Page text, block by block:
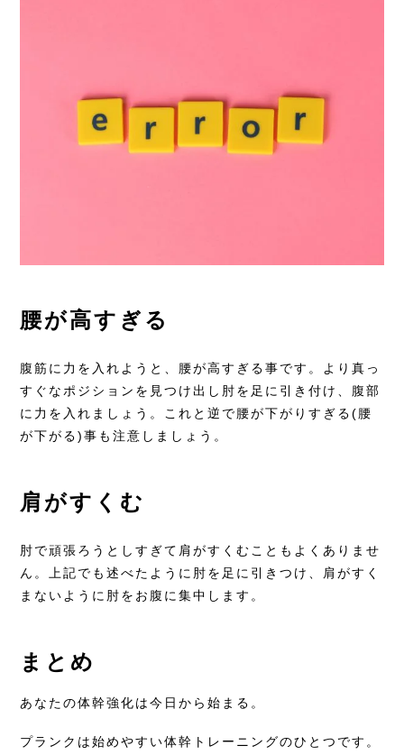
腰が高すぎる
腹筋に力を入れようと、腰が高すぎる事です。より真っ
すぐなポジションを見つけ出し肘を足に引き付け、腹部
に力を入れましょう。これと逆で腰が下がりすぎる(腰
が下がる)事も注意しましょう。
肩がすくむ
肘で頑張ろうとしすぎて肩がすくむこともよくありませ
ん。上記でも述べたように肘を足に引きつけ、肩がすく
まないように肘をお腹に集中します。
まとめ
あなたの体幹強化は今日から始まる。
プランクは始めやすい体幹トレーニングのひとつです。